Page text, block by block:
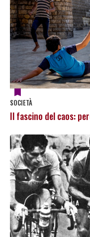
SOCIETÀ
Il fascino del caos: